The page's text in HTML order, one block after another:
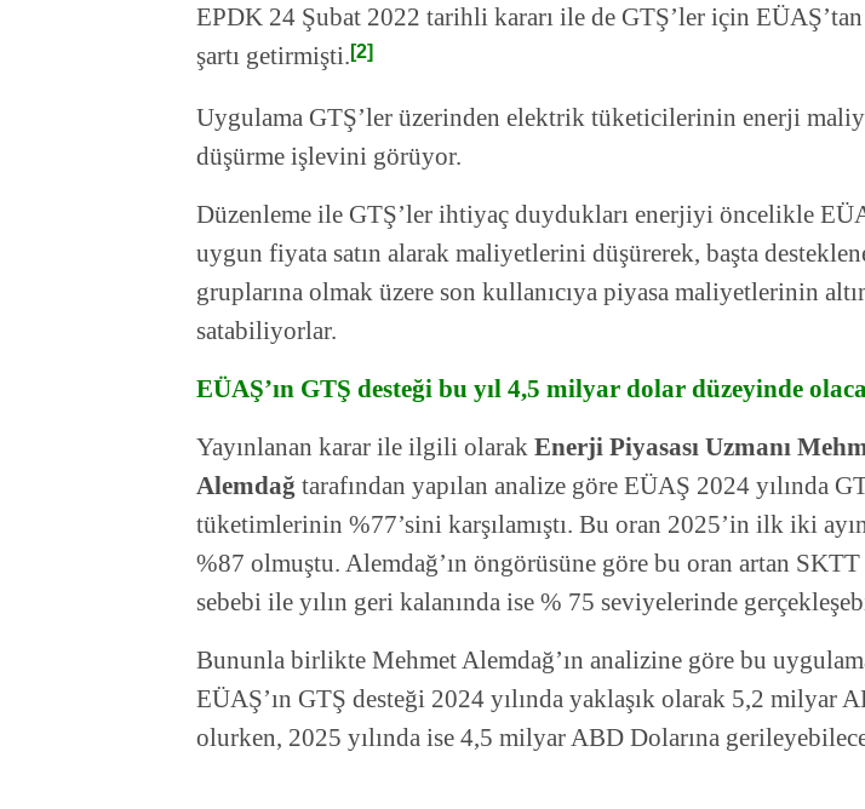
EPDK 24 Şubat 2022 tarihli kararı ile de GTŞ’ler için
şartı getirmişti. [2]
Uygulama GTŞ’ler üzerinden elektrik tüketicilerinin enerji
düşürme işlevini görüyor.
Düzenleme ile GTŞ’ler ihtiyaç duydukları enerjiyi öncelikle
uygun fiyata satın alarak maliyetlerini düşürerek, başta
gruplarına olmak üzere son kullanıcıya piyasa maliyetlerinin
satabiliyorlar.
EÜAŞ’ın GTŞ desteği bu yıl 4,5 milyar dolar düzeyinde
Yayınlanan karar ile ilgili olarak Enerji Piyasası Uzmanı
Alemdağ tarafından yapılan analize göre EÜAŞ 2024 yılında
tüketimlerinin %77’sini karşılamıştı. Bu oran 2025’in ilk iki
%87 olmuştu. Alemdağ’ın öngörüsüne göre bu oran artan
sebebi ile yılın geri kalanında ise % 75 seviyelerinde
Bununla birlikte Mehmet Alemdağ’ın analizine göre bu
EÜAŞ’ın GTŞ desteği 2024 yılında yaklaşık olarak 5,2 milyar
olurken, 2025 yılında ise 4,5 milyar ABD Dolarına